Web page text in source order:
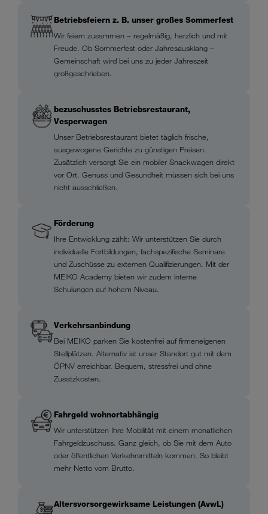
Betriebsfeiern z. B. unser großes Sommerfest
Wir feiern zusammen – regelmäßig, herzlich und mit
Freude. Ob Sommerfest oder Jahresausklang –
Gemeinschaft wird bei uns zu jeder Jahreszeit
großgeschrieben.
bezuschusstes Betriebsrestaurant,
Vesperwagen
Unser Betriebsrestaurant bietet täglich frische,
ausgewogene Gerichte zu günstigen Preisen.
Zusätzlich versorgt Sie ein mobiler Snackwagen direkt
vor Ort. Genuss und Gesundheit müssen sich bei uns
nicht ausschließen.
Förderung
Ihre Entwicklung zählt: Wir unterstützen Sie durch
individuelle Fortbildungen, fachspezifische Seminare
und Zuschüsse zu externen Qualifizierungen. Mit der
MEIKO Academy bieten wir zudem interne
Schulungen auf hohem Niveau.
Verkehrsanbindung
Bei MEIKO parken Sie kostenfrei auf firmeneigenen
Stellplätzen. Alternativ ist unser Standort gut mit dem
ÖPNV erreichbar. Bequem, stressfrei und ohne
Zusatzkosten.
Fahrgeld wohnortabhängig
Wir unterstützen Ihre Mobilität mit einem monatlichen
Fahrgeldzuschuss. Ganz gleich, ob Sie mit dem Auto
oder öffentlichen Verkehrsmitteln kommen. So bleibt
mehr Netto vom Brutto.
Altersvorsorgewirksame Leistungen (AvwL)